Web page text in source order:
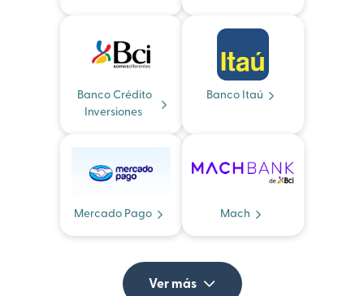
Banco Crédito
Inversiones
Banco Itaú
Mercado Pago Mach
Ver más